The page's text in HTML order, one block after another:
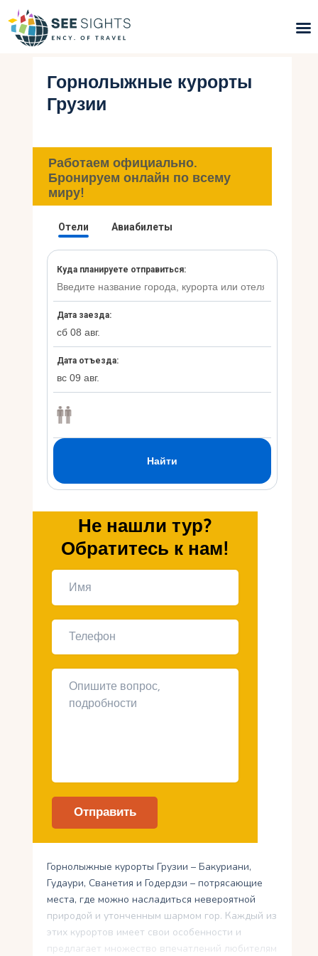
Поиск туров
Горящие туры
Типы Туров
Страны
Инфо
Блог
Контакты
Горнолыжные курорты
Грузии
Работаем официально.
Бронируем онлайн по всему
миру!
Не нашли тур?
Обратитесь к нам!
Горнолыжные курорты Грузии – Бакуриани,
Гудаури, Сванетия и Годердзи – потрясающие
места, где можно насладиться невероятной
природой и утонченным шармом гор. Каждый из
этих курортов имеет свои особенности и
предлагает множество впечатлений любителям